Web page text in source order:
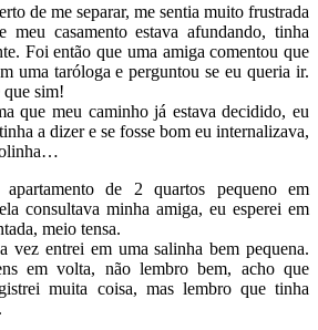
de me separar, me sentia muito frustrada
meu casamento estava afundando, tinha
Foi então que uma amiga comentou que
uma taróloga e perguntou se eu queria ir.
que sim!
que meu caminho já estava decidido, eu
a dizer e se fosse bom eu internalizava,
de 2 quartos pequeno em
consultava minha amiga, eu esperei em
meio tensa.
vez entrei em uma salinha bem pequena.
em volta, não lembro bem, acho que
muita coisa, mas lembro que tinha